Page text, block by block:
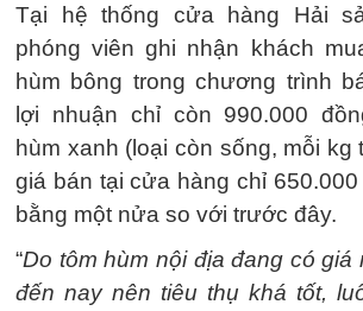
Tại hệ thống cửa hàng Hải
phóng viên ghi nhận khách
hùm bông trong chương trình
lợi nhuận chỉ còn 990.000
hùm xanh (loại còn sống, mỗi
giá bán tại cửa hàng chỉ
bằng một nửa so với trước đây.
“Do tôm hùm nội địa đang có giá
đến nay nên tiêu thụ khá tốt,